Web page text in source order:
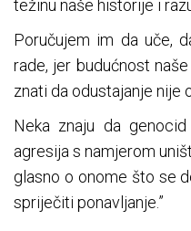
težinu naše historije i
Poručujem im da uče,
rade, jer budućnost
znati da odustajanje nije
Neka znaju da genocid
agresija s namjerom
glasno o onome što se
spriječiti ponavljanje.”